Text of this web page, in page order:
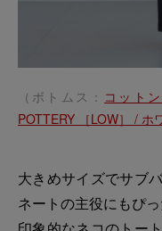
（ボトムス： コット
POTTERY ［LOW］ / ホ
大きめサイズでサブ
ネートの主役にもぴっ